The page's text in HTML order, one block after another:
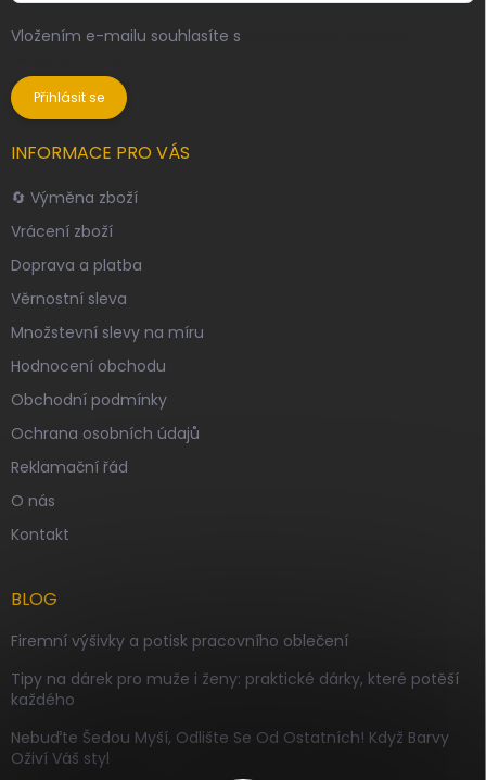
Vložením e-mailu souhlasíte s
Přihlásit se
INFORMACE PRO VÁS
🔄 Výměna zboží
Vrácení zboží
Doprava a platba
Věrnostní sleva
Množstevní slevy na míru
Hodnocení obchodu
Obchodní podmínky
Ochrana osobních údajů
Reklamační řád
O nás
Kontakt
BLOG
Firemní výšivky a potisk pracovního oblečení
Tipy na dárek pro muže i ženy: praktické dárky, které potěší
každého
Nebuďte Šedou Myší, Odlište Se Od Ostatních! Když Barvy
Oživí Váš styl